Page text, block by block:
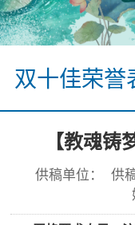
双十佳荣誉
【教魂铸
供稿单位： 供